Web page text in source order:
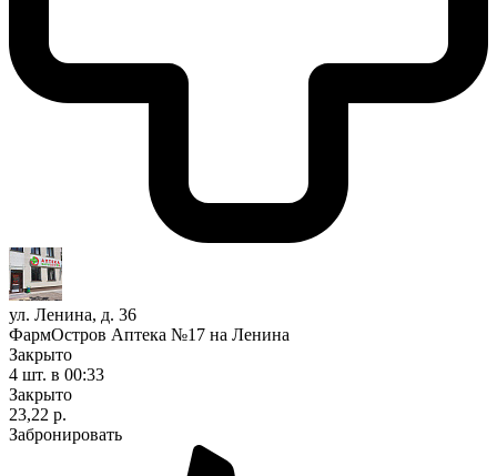
ул. Ленина, д. 36
ФармОстров Аптека №17 на Ленина
Закрыто
4 шт. в 00:33
Закрыто
23,22 р.
Забронировать